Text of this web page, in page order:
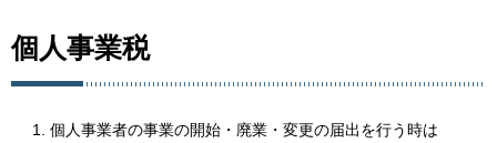
個人事業税
個人事業者の事業の開始・廃業・変更の届出を行う時は